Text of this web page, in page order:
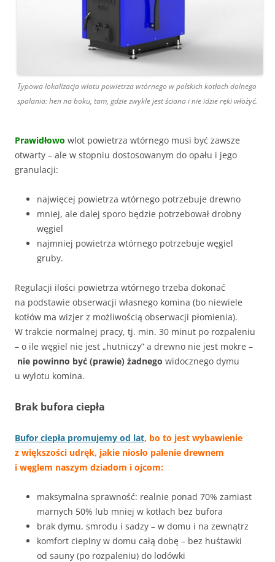
Typowa lokalizacja wlotu powietrza wtórnego w polskich kotłach dolnego
spalania: hen na boku, tam, gdzie zwykle jest ściana i nie idzie ręki włożyć.
Prawidłowo wlot powietrza wtórnego musi być zawsze
otwarty – ale w stopniu dostosowanym do opału i jego
granulacji:
najwięcej powietrza wtórnego potrzebuje drewno
mniej, ale dalej sporo będzie potrzebował drobny
węgiel
najmniej powietrza wtórnego potrzebuje węgiel
gruby.
Regulacji ilości powietrza wtórnego trzeba dokonać
na podstawie obserwacji własnego komina (bo niewiele
kotłów ma wizjer z możliwością obserwacji płomienia).
W trakcie normalnej pracy, tj. min. 30 minut po rozpaleniu
– o ile węgiel nie jest „hutniczy” a drewno nie jest mokre –
nie powinno być (prawie) żadnego widocznego dymu
u wylotu komina.
Brak bufora ciepła
Bufor ciepła promujemy od lat, bo to jest wybawienie
z większości udręk, jakie niosło palenie drewnem
i węglem naszym dziadom i ojcom:
maksymalna sprawność: realnie ponad 70% zamiast
marnych 50% lub mniej w kotłach bez bufora
brak dymu, smrodu i sadzy – w domu i na zewnątrz
komfort cieplny w domu całą dobę – bez huśtawki
od sauny (po rozpaleniu) do lodówki